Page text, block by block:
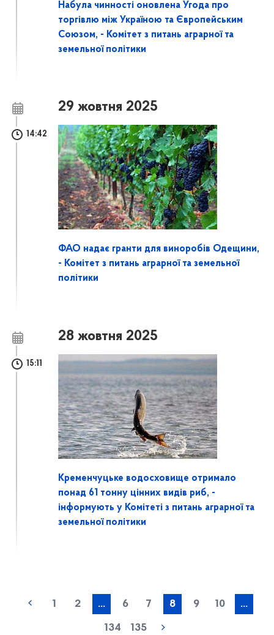
Набула чинності оновлена Угода про
торгівлю між Україною та Європейським
Союзом, - Комітет з питань аграрної та
земельної політики
29 жовтня 2025
14:42
ФАО надає гранти для виноробів Одещини,
- Комітет з питань аграрної та земельної
політики
28 жовтня 2025
15:11
Кременчуцьке водосховище отримало
понад 61 тонну цінних видів риб, -
інформують у Комітеті з питань аграрної та
земельної політики
1 2 ... 6 7 8 9 10 ...
134 135